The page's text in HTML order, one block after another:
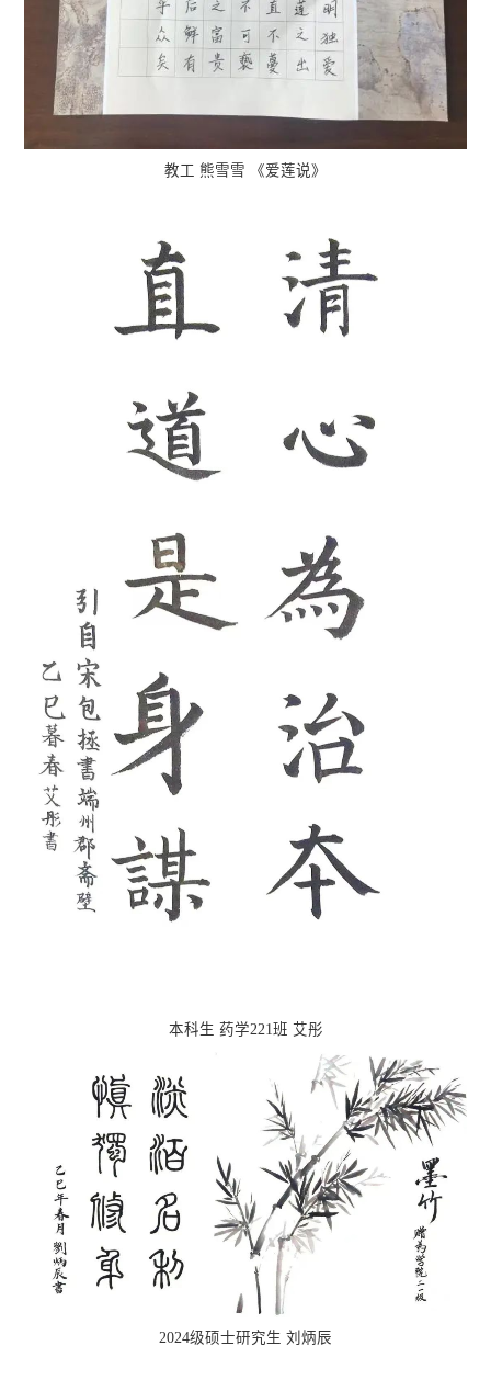
教工 熊雪雪 《爱莲说》
本科生 药学221班 艾彤
2024级硕士研究生 刘炳辰